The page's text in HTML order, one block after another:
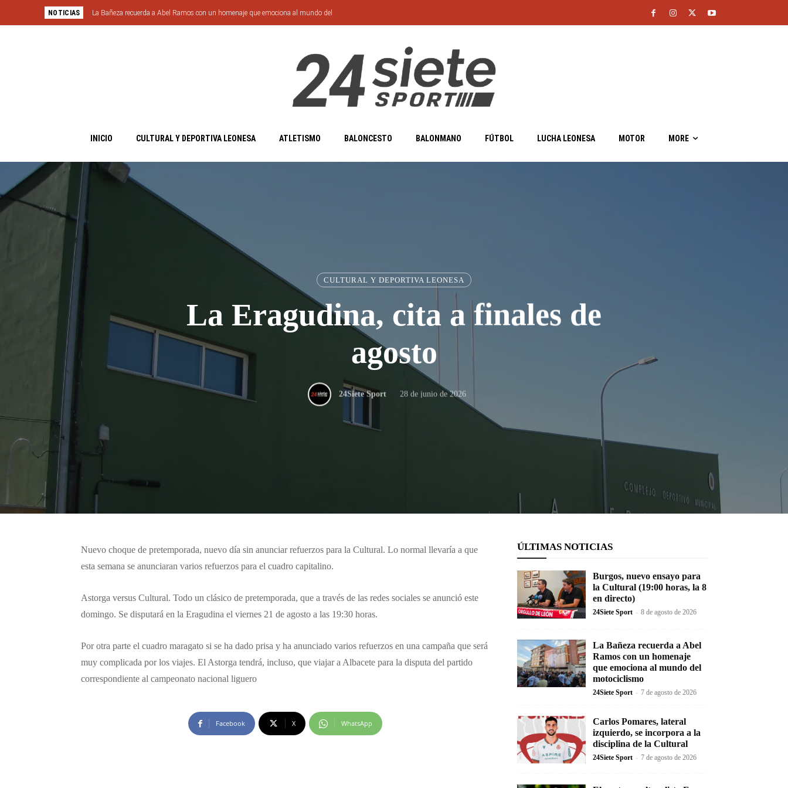
NOTICIAS
La Bañeza recuerda a Abel Ramos con un homenaje que emociona al mundo del
motociclismo
INICIO CULTURAL Y DEPORTIVA LEONESA ATLETISMO BALONCESTO BALONMANO FÚTBOL LUCHA LEONESA MOTOR MORE
CULTURAL Y DEPORTIVA LEONESA
La Eragudina, cita a finales de
agosto
24Siete Sport 28 de junio de 2026
Nuevo choque de pretemporada, nuevo día sin anunciar refuerzos para la Cultural. Lo normal llevaría a que
esta semana se anunciaran varios refuerzos para el cuadro capitalino.
Astorga versus Cultural. Todo un clásico de pretemporada, que a través de las redes sociales se anunció este
domingo. Se disputará en la Eragudina el viernes 21 de agosto a las 19:30 horas.
Por otra parte el cuadro maragato si se ha dado prisa y ha anunciado varios refuerzos en una campaña que será
muy complicada por los viajes. El Astorga tendrá, incluso, que viajar a Albacete para la disputa del partido
correspondiente al campeonato nacional liguero
Facebook X WhatsApp
ÚLTIMAS NOTICIAS
Burgos, nuevo ensayo para
la Cultural (19:00 horas, la 8
en directo)
24Siete Sport - 8 de agosto de 2026
La Bañeza recuerda a Abel
Ramos con un homenaje
que emociona al mundo del
motociclismo
24Siete Sport - 7 de agosto de 2026
Carlos Pomares, lateral
izquierdo, se incorpora a la
disciplina de la Cultural
24Siete Sport - 7 de agosto de 2026